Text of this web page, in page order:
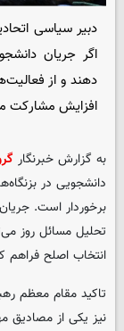
دبیر سیاسی
اگر جریان
دهند و از
افزایش مشارکت
به گزارش خبرنگار
دانشجویی در
برخوردار است.
تحلیل مسائل روز
انتخاب اصلح فراهم
تاکید مقام معظم
نیز یکی از مصادیق